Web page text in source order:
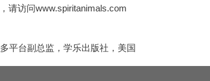
请访问www.spiritanimals.com
平台副总监，学乐出版社，美国